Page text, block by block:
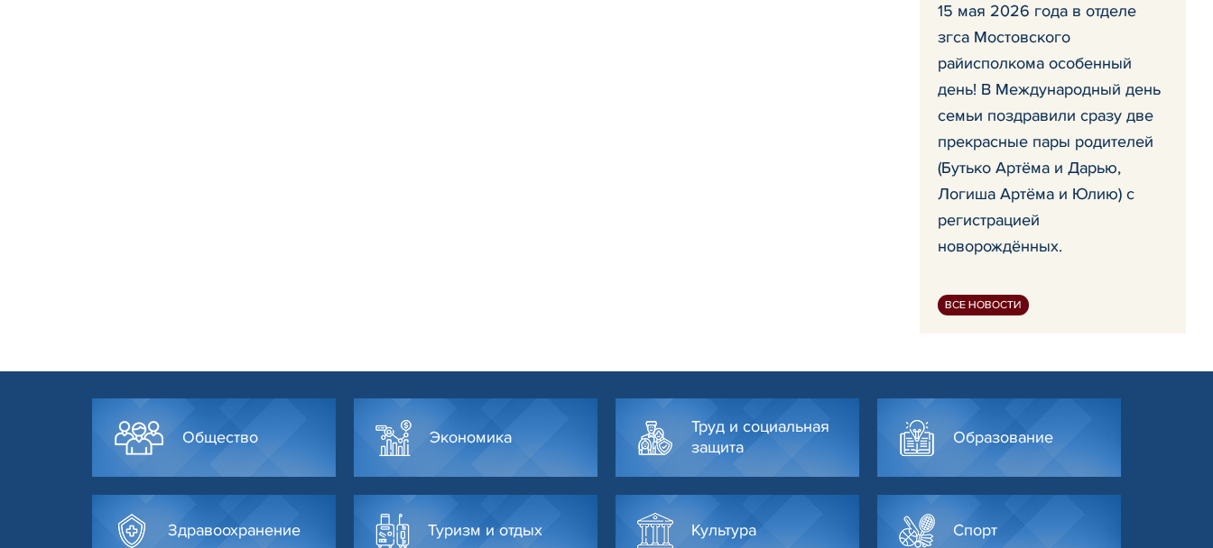
15 мая 2026 года в отделе
згса Мостовского
райисполкома особенный
день! В Международный день
семьи поздравили сразу две
прекрасные пары родителей
(Бутько Артёма и Дарью,
Логиша Артёма и Юлию) с
регистрацией
новорождённых.
ВСЕ НОВОСТИ
Общество Экономика
Труд и социальная
защита
Образование
Здравоохранение Туризм и отдых Культура Спорт